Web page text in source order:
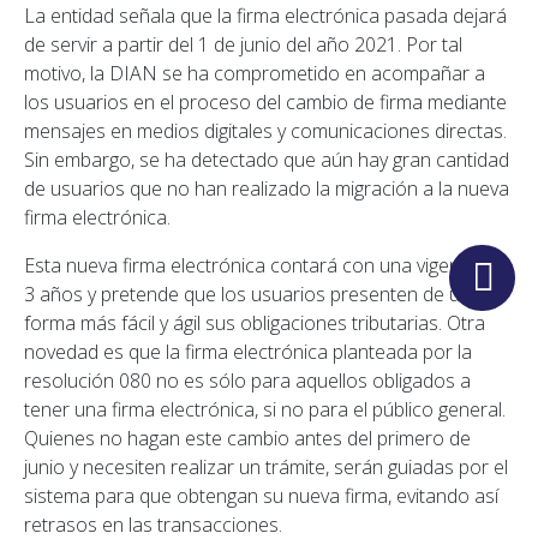
La entidad señala que la firma electrónica pasada dejará
de servir a partir del 1 de junio del año 2021. Por tal
motivo, la DIAN se ha comprometido en acompañar a
los usuarios en el proceso del cambio de firma mediante
mensajes en medios digitales y comunicaciones directas.
Sin embargo, se ha detectado que aún hay gran cantidad
de usuarios que no han realizado la migración a la nueva
firma electrónica.
Esta nueva firma electrónica contará con una vigencia de
3 años y pretende que los usuarios presenten de una
forma más fácil y ágil sus obligaciones tributarias. Otra
novedad es que la firma electrónica planteada por la
resolución 080 no es sólo para aquellos obligados a
tener una firma electrónica, si no para el público general.
Quienes no hagan este cambio antes del primero de
junio y necesiten realizar un trámite, serán guiadas por el
sistema para que obtengan su nueva firma, evitando así
retrasos en las transacciones.